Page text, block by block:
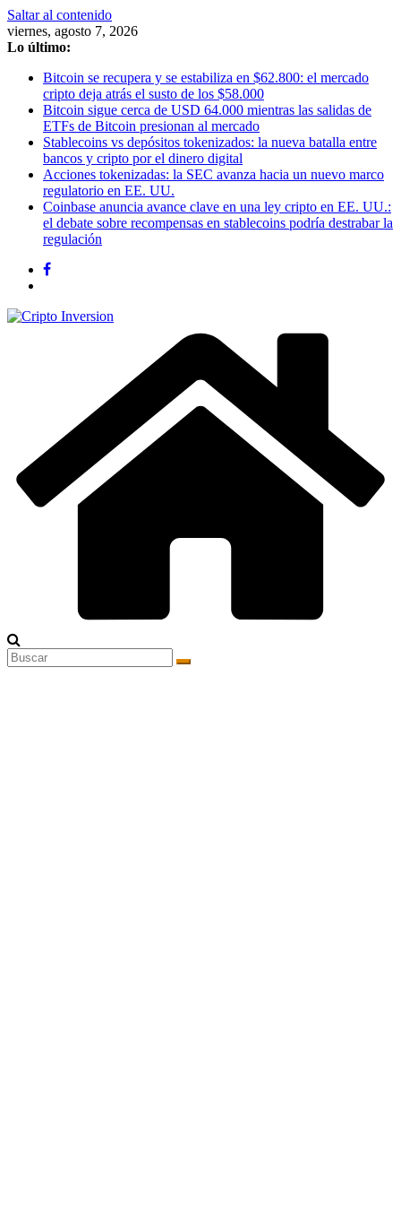
Saltar al contenido
viernes, agosto 7, 2026
Lo último:
Bitcoin se recupera y se estabiliza en $62.800: el mercado
cripto deja atrás el susto de los $58.000
Bitcoin sigue cerca de USD 64.000 mientras las salidas de
ETFs de Bitcoin presionan al mercado
Stablecoins vs depósitos tokenizados: la nueva batalla entre
bancos y cripto por el dinero digital
Acciones tokenizadas: la SEC avanza hacia un nuevo marco
regulatorio en EE. UU.
Coinbase anuncia avance clave en una ley cripto en EE. UU.:
el debate sobre recompensas en stablecoins podría destrabar la
regulación